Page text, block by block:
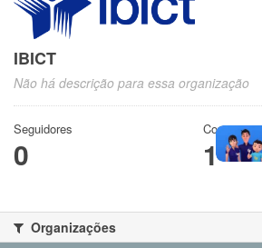
IBICT
Não há descrição para essa organização
Seguidores
0
Conjuntos
1
Organizações